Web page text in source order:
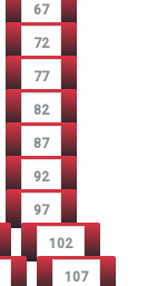
67
72
77
82
87
92
97
102
107